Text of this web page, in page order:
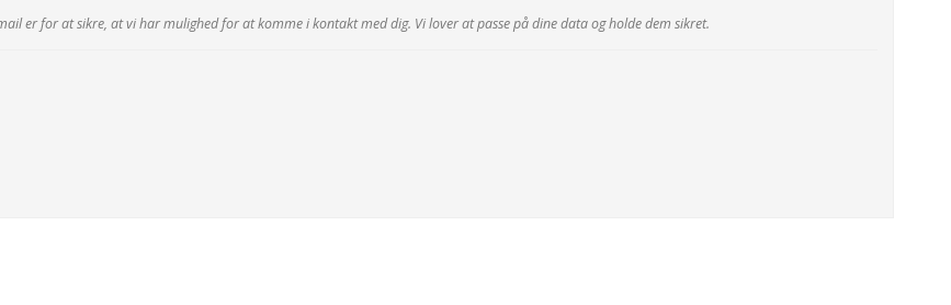
er for at sikre, at vi har mulighed for at komme i kontakt med dig. Vi lover at passe på dine data og holde dem sikret.